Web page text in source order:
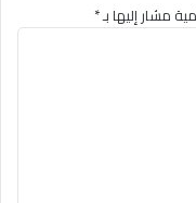
مشار إليها بـ*